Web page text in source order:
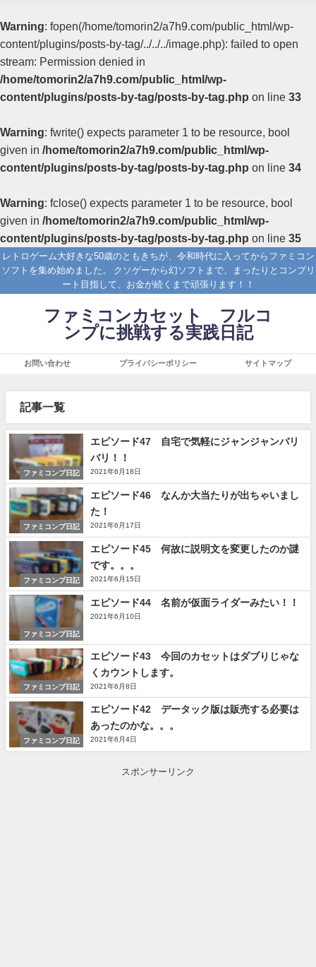
Warning: fopen(/home/tomorin2/a7h9.com/public_html/wp-
content/plugins/posts-by-tag/../../../image.php): failed to open
stream: Permission denied in
/home/tomorin2/a7h9.com/public_html/wp-
content/plugins/posts-by-tag/posts-by-tag.php on line 33
Warning: fwrite() expects parameter 1 to be resource, bool
given in /home/tomorin2/a7h9.com/public_html/wp-
content/plugins/posts-by-tag/posts-by-tag.php on line 34
Warning: fclose() expects parameter 1 to be resource, bool
given in /home/tomorin2/a7h9.com/public_html/wp-
content/plugins/posts-by-tag/posts-by-tag.php on line 35
レトロゲーム大好きな50歳のともきちが、令和時代に入ってからファミコン
ソフトを集め始めました。 クソゲーから幻ソフトまで、まったりとコンプリ
ート目指して、お金が続くまで頑張ります！！
ファミコンカセット フルコ
ンプに挑戦する実践日記
お問い合わせ プライバシーポリシー サイトマップ
記事一覧
ファミコンプ日記
エピソード47 自宅で気軽にジャンジャンバリ
バリ！！
2021年6月18日
ファミコンプ日記
エピソード46 なんか大当たりが出ちゃいまし
た！
2021年6月17日
ファミコンプ日記
エピソード45 何故に説明文を変更したのか謎
です。。。
2021年6月15日
ファミコンプ日記
エピソード44 名前が仮面ライダーみたい！！
2021年6月10日
ファミコンプ日記
エピソード43 今回のカセットはダブりじゃな
くカウントします。
2021年6月8日
ファミコンプ日記
エピソード42 データック版は販売する必要は
あったのかな。。。
2021年6月4日
スポンサーリンク